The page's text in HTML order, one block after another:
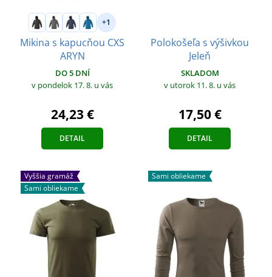
+1
Mikina s kapucňou CXS
ARYN
DO 5 DNÍ
v pondelok 17. 8. u vás
24,23 €
DETAIL
Polokošeľa s výšivkou
Jeleň
SKLADOM
v utorok 11. 8. u vás
17,50 €
DETAIL
Vyššia gramáž
Sami obliekame
Sami obliekame